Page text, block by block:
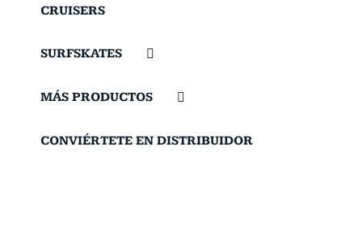
CRUISERS
SURFSKATES
MÁS PRODUCTOS
CONVIÉRTETE EN DISTRIBUIDOR